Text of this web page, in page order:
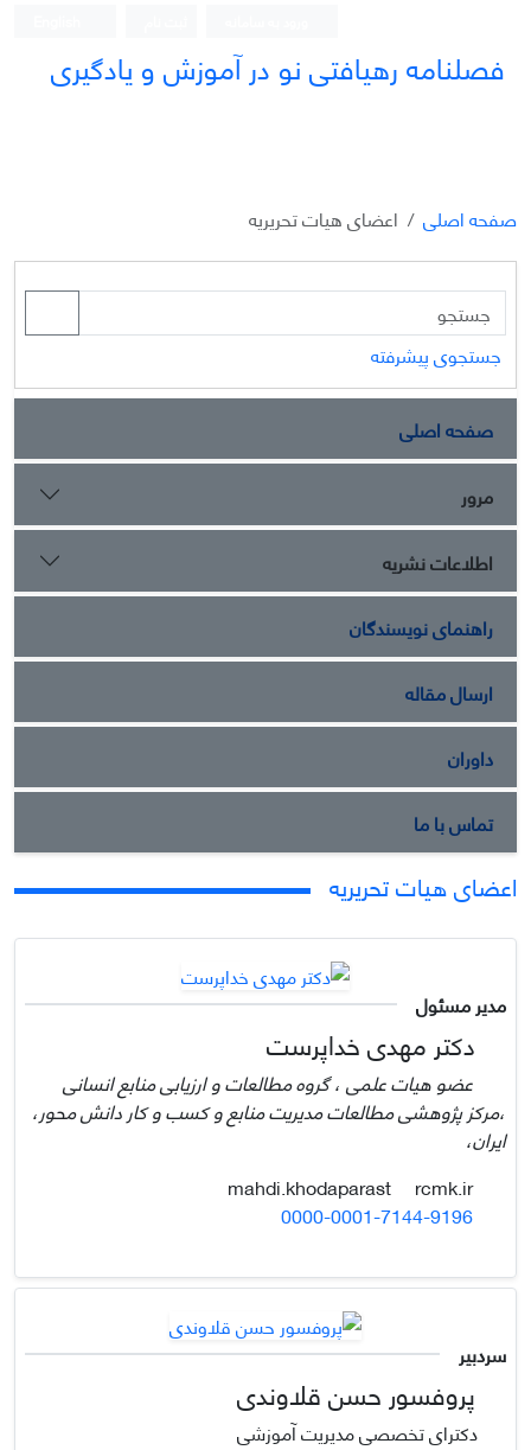
فصلنامه رهیافتی نو در آموزش و یادگیری
صفحه اصلی اعضای هیات تحریریه
جستجوی پیشرفته
صفحه اصلی
مرور
اطلاعات نشریه
راهنمای نویسندگان
ارسال مقاله
داوران
تماس با ما
اعضای هیات تحریریه
مدیر مسئول
دکتر مهدی خداپرست
عضو هیات علمی ، گروه مطالعات و ارزیابی منابع انسانی
،مرکز پژوهشی مطالعات مدیریت منابع و کسب و کار دانش محور،
ایران،
mahdi.khodaparast
rcmk.ir
0000-0001-7144-9196
سردبیر
پروفسور حسن قلاوندی
دکترای تخصصی مدیریت آموزشی